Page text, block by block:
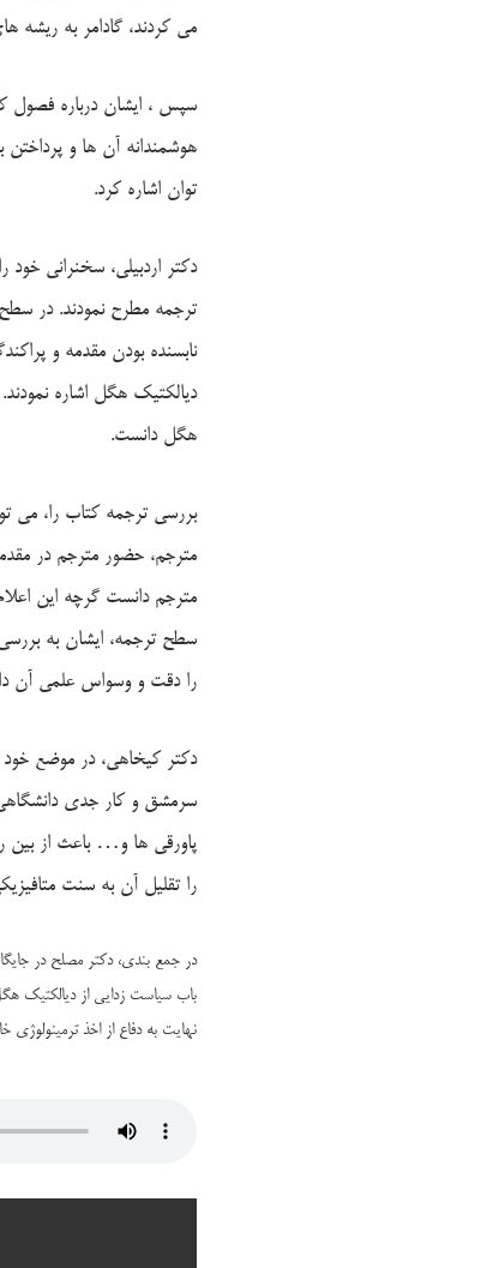
می کردند، گادامر به ریشه
سپس ، ایشان درباره فصول
هوشمندانه آن ها و
توان اشاره کرد.
دکتر اردبیلی، سخنرانی
ترجمه مطرح نمودند. در
نابسنده بودن مقدمه و
دیالکتیک هگل اشاره
هگل دانست.
بررسی ترجمه کتاب را، می
مترجم، حضور مترجم در
مترجم دانست گرچه این
سطح ترجمه، ایشان به
را دقت و وسواس علمی آن
دکتر کیخاهی، در موضع خود
سرمشق و کار جدی دانشگاهی
پاورقی ها و… باعث از بین
را تقلیل آن به سنت
در جمع بندی، دکتر مصلح در
باب سیاست زدایی از دیالکتیک
نهایت به دفاع از اخذ ترمینولوژی